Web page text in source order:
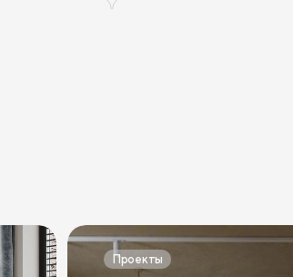
Кровати шириной 80 см (Узкие)
см Кровати шириной 180 см
Проекты